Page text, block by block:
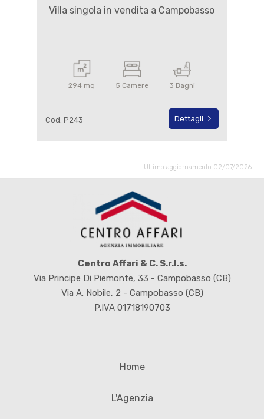
Villa singola in vendita a Campobasso
294 mq 5 Camere 3 Bagni
Cod. P243 Dettagli
Ultimo aggiornamento 02/07/2026
Centro Affari & C. S.r.l.s.
Via Principe Di Piemonte, 33 - Campobasso (CB)
Via A. Nobile, 2 - Campobasso (CB)
P.IVA 01718190703
Home
L'Agenzia